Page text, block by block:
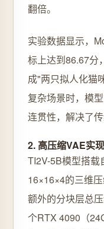
翻倍。
实验数据显示，
标上达到86.67分
成"两只拟人化猫
复杂场景时，模
连贯性，解决了
2. 高压缩VAE实
TI2V-5B模型搭载
16×16×4的三维
额外的分块层总
个RTX 4090（